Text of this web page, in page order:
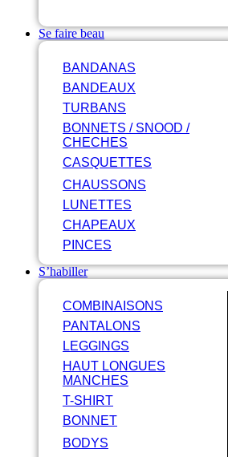
Se faire beau
BANDANAS
BANDEAUX
TURBANS
BONNETS / SNOOD /
CHECHES
CASQUETTES
CHAUSSONS
LUNETTES
CHAPEAUX
PINCES
S’habiller
COMBINAISONS
PANTALONS
LEGGINGS
HAUT LONGUES
MANCHES
T-SHIRT
BONNET
BODYS